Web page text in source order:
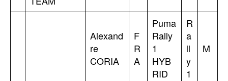
Alexand
re
CORIA
F
R
A
Puma
Rally
1
HYB
RID
R
a
ll
y
1
M